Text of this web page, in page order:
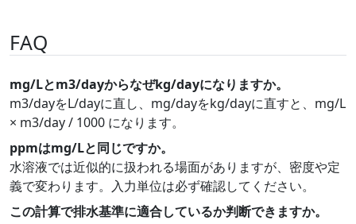
FAQ
mg/Lとm3/dayからなぜkg/dayになりますか。
m3/dayをL/dayに直し、mg/dayをkg/dayに直すと、mg/L
× m3/day / 1000 になります。
ppmはmg/Lと同じですか。
水溶液では近似的に扱われる場面がありますが、密度や定
義で変わります。入力単位は必ず確認してください。
この計算で排水基準に適合しているか判断できますか。